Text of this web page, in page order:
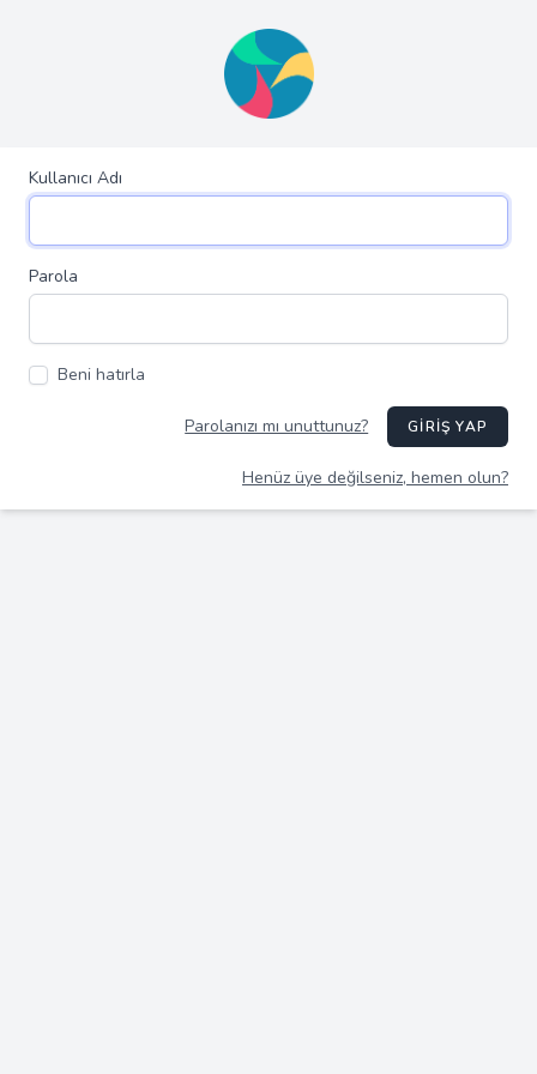
Kullanıcı Adı
Parola
Beni hatırla
Parolanızı mı unuttunuz? GIRIŞ YAP
Henüz üye değilseniz, hemen olun?